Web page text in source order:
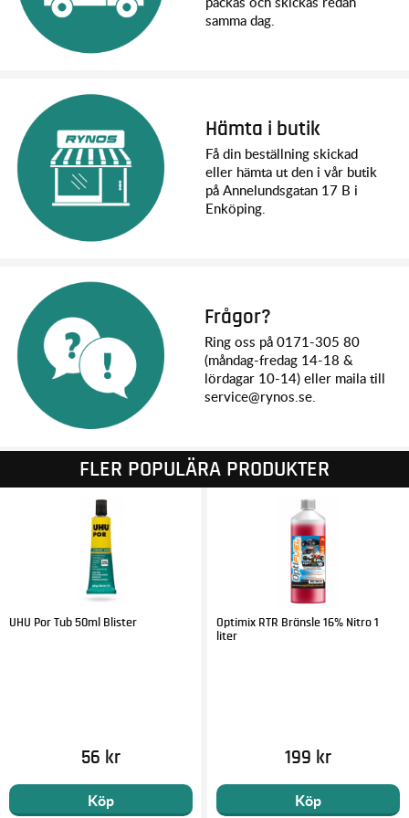
Radio System: TQ™ 2.4 GHz 2-channel radio
Battery Compartment Specs: 165x50x23/25mm
What’s In The Box:
TQ 2.4 GHz radio system
Traxxas 3000 mAh, 8.4-volt 7-cell NiMH battery with iD®
4-amp USB-C fast charger
High quality maintenance tools
What You’ll Need:
Batteries: Four AA alkaline batteries for the transmitter.
USB-C Power Source
: Traxxas 45-watt AC adapter 2912
and power cable 2916 recommended
samma dag.
Hämta i butik
Få din beställning skickad
eller hämta ut den i vår butik
på Annelundsgatan 17 B i
Enköping.
Frågor?
Ring oss på 0171-305 80
(måndag-fredag 14-18 &
lördagar 10-14) eller maila till
service@rynos.se.
FLER POPULÄRA PRODUKTER
UHU Por Tub 50ml Blister
56 kr
Köp
Optimix RTR Bränsle 16% Nitro 1
liter
199 kr
Köp